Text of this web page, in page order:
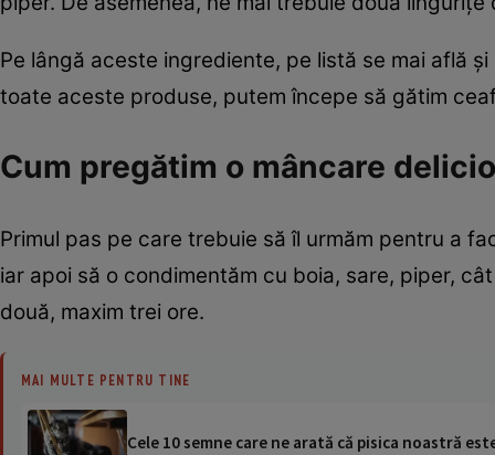
Pe lângă aceste ingrediente, pe listă se mai află
toate aceste produse, putem începe să gătim
Cum pregătim o mâncare
Primul pas pe care trebuie să îl urmăm pentru a
iar apoi să o condimentăm cu boia, sare, piper,
două, maxim trei ore.
MAI MULTE PENTRU TINE
Cele 10 semne care ne arată că pisica noastră